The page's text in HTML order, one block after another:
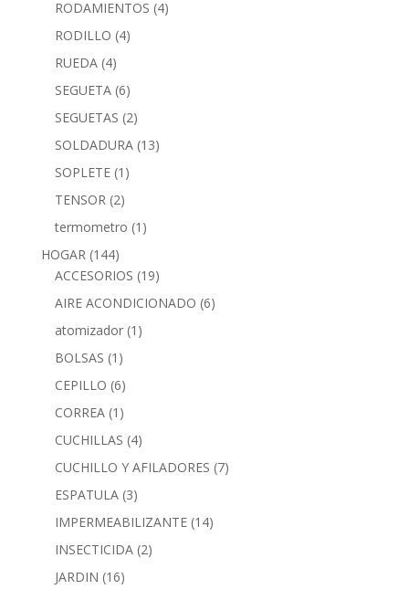
RODAMIENTOS (4)
RODILLO (4)
RUEDA (4)
SEGUETA (6)
SEGUETAS (2)
SOLDADURA (13)
SOPLETE (1)
TENSOR (2)
termometro (1)
HOGAR (144)
ACCESORIOS (19)
AIRE ACONDICIONADO (6)
atomizador (1)
BOLSAS (1)
CEPILLO (6)
CORREA (1)
CUCHILLAS (4)
CUCHILLO Y AFILADORES (7)
ESPATULA (3)
IMPERMEABILIZANTE (14)
INSECTICIDA (2)
JARDIN (16)